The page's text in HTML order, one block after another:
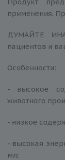
применения.
ДУМАЙТЕ
пациентов и
Особенности:
- высокое
животного
- низкое
- высокая
мл;